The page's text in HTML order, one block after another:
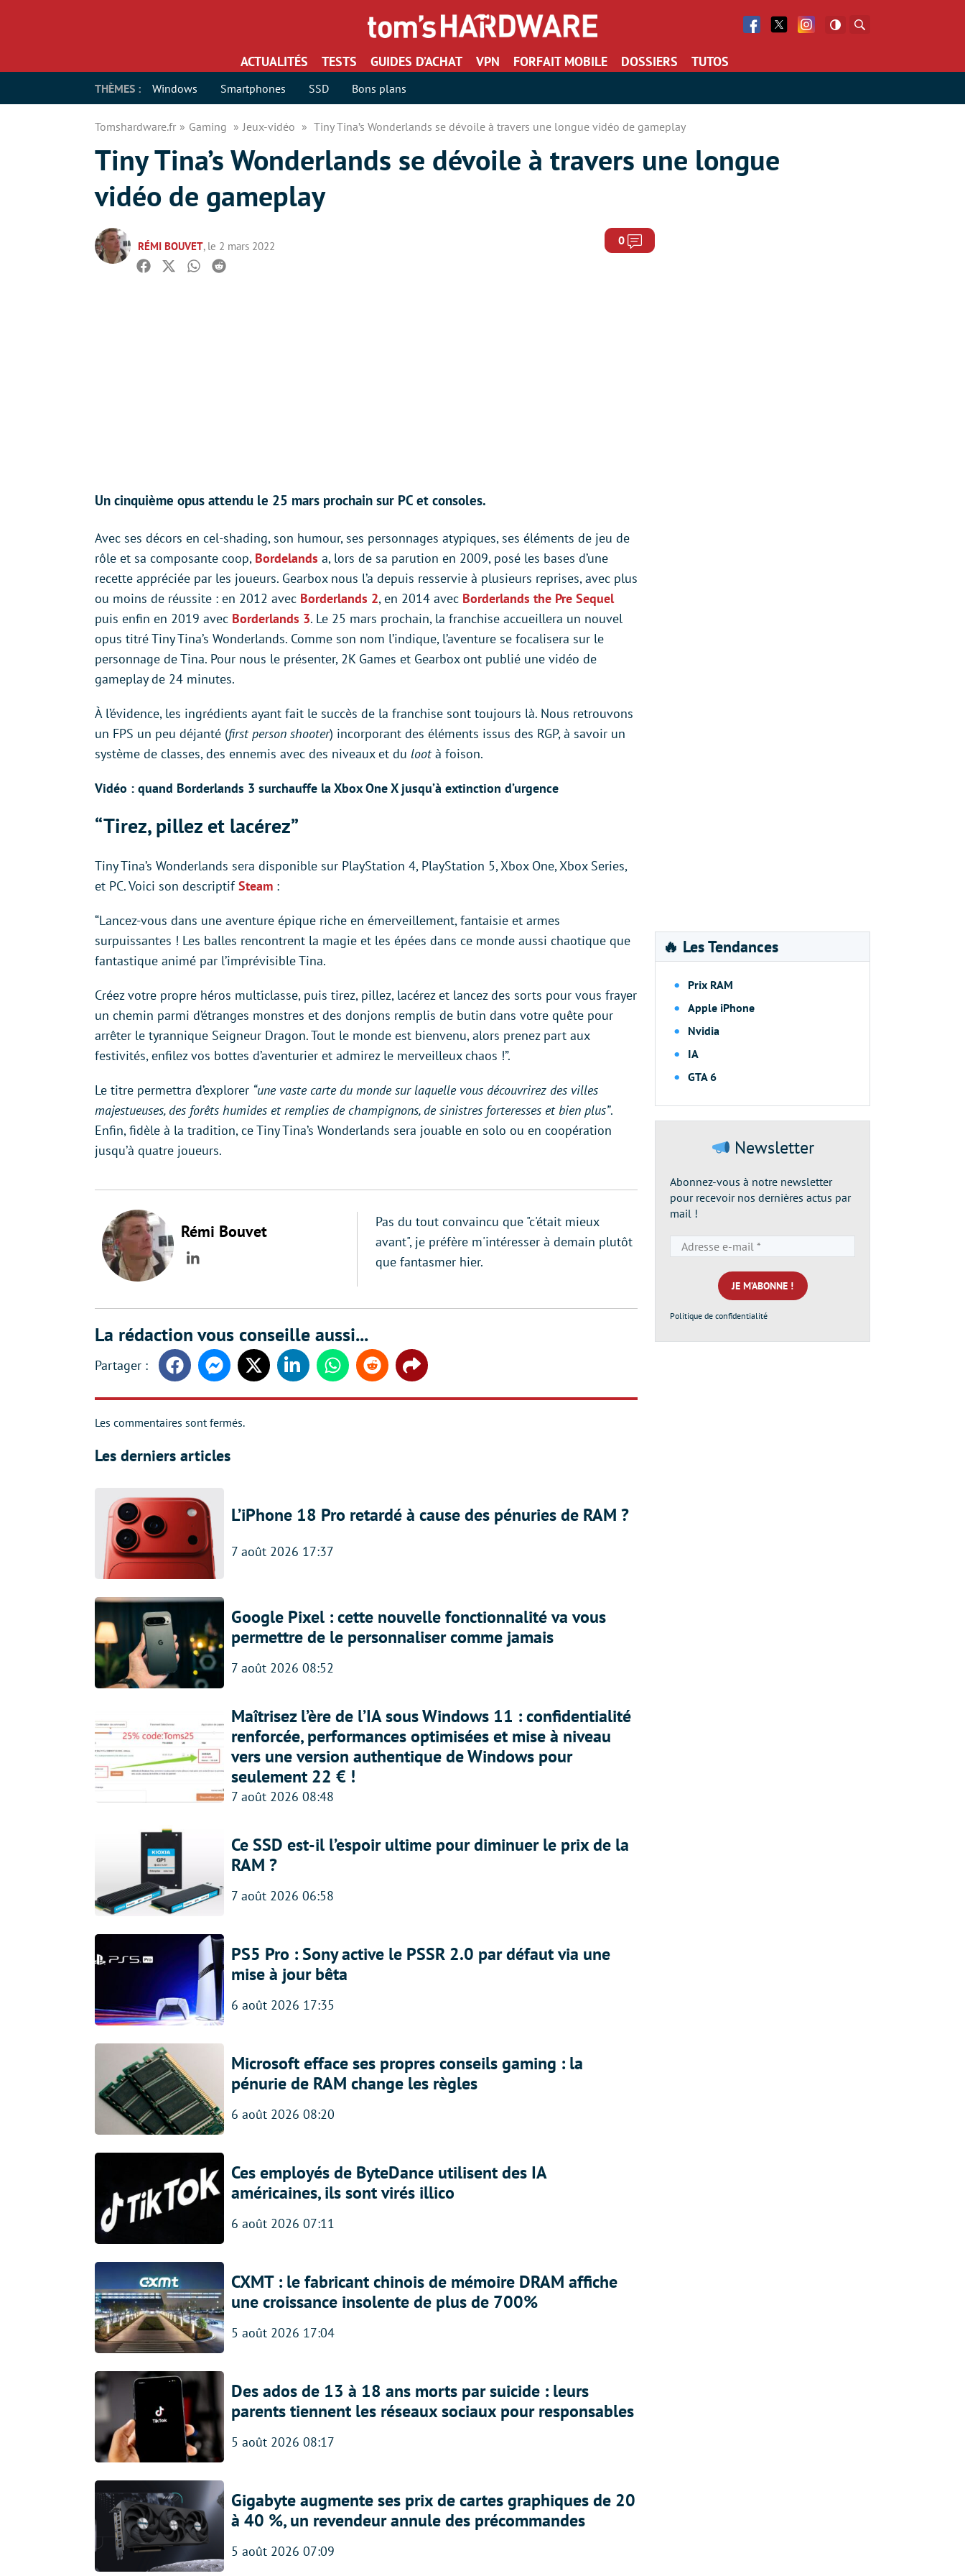
Facebook
Twitter Facebook
ACTUALITÉS TESTS GUIDES D’ACHAT VPN FORFAIT MOBILE DOSSIERS TUTOS
THÈMES : Windows Smartphones SSD Bons plans
Tomshardware.fr Gaming Jeux-vidéo Tiny Tina’s Wonderlands se dévoile à travers une longue vidéo de gameplay
Tiny Tina’s Wonderlands se dévoile à travers une longue
vidéo de gameplay
RÉMI BOUVET, le 2 mars 2022 0 Commentaires
Facebook
TwitterWhatsapp
Reddit
Un cinquième opus attendu le 25 mars prochain sur PC et consoles.
Avec ses décors en cel-shading, son humour, ses personnages atypiques, ses éléments de jeu de
rôle et sa composante coop, Bordelands a, lors de sa parution en 2009, posé les bases d’une
recette appréciée par les joueurs. Gearbox nous l’a depuis resservie à plusieurs reprises, avec plus
ou moins de réussite : en 2012 avec Borderlands 2, en 2014 avec Borderlands the Pre Sequel
puis enfin en 2019 avec Borderlands 3. Le 25 mars prochain, la franchise accueillera un nouvel
opus titré Tiny Tina’s Wonderlands. Comme son nom l’indique, l’aventure se focalisera sur le
personnage de Tina. Pour nous le présenter, 2K Games et Gearbox ont publié une vidéo de
gameplay de 24 minutes.
À l’évidence, les ingrédients ayant fait le succès de la franchise sont toujours là. Nous retrouvons
un FPS un peu déjanté (first person shooter) incorporant des éléments issus des RGP, à savoir un
système de classes, des ennemis avec des niveaux et du lootà foison.
Vidéo : quand Borderlands 3 surchauffe la Xbox One X jusqu’à extinction d’urgence
“Tirez, pillez et lacérez”
Tiny Tina’s Wonderlands sera disponible sur PlayStation 4, PlayStation 5, Xbox One, Xbox Series,
et PC. Voici son descriptifSteam :
“Lancez-vous dans une aventure épique riche en émerveillement, fantaisie et armes
surpuissantes ! Les balles rencontrent la magie et les épées dans ce monde aussi chaotique que
fantastique animé par l’imprévisible Tina.
Créez votre propre héros multiclasse, puis tirez, pillez, lacérez et lancez des sorts pour vous frayer
un chemin parmi d’étranges monstres et des donjons remplis de butin dans votre quête pour
arrêter le tyrannique Seigneur Dragon. Tout le monde est bienvenu, alors prenez part aux
festivités, enfilez vos bottes d’aventurier et admirez le merveilleux chaos !”.
Le titre permettra d’explorer “une vaste carte du monde sur laquelle vous découvrirez des villes
majestueuses, des forêts humides et remplies de champignons, de sinistres forteresses et bien plus”.
Enfin, fidèle à la tradition, ce Tiny Tina’s Wonderlands sera jouable en solo ou en coopération
jusqu’à quatre joueurs.
Rémi Bouvet
LinkedIn
Pas du tout convaincu que "c'était mieux
avant", je préfère m'intéresser à demain plutôt
que fantasmer hier.
La rédaction vous conseille aussi...
FacebookMessengerTwitter LinkedinWhatsappReddit Share
Les commentaires sont fermés.
Les derniers articles
L’iPhone 18 Pro retardé à cause des pénuries de RAM ?
7 août 2026 17:37
Google Pixel : cette nouvelle fonctionnalité va vous
permettre de le personnaliser comme jamais
7 août 2026 08:52
Maîtrisez l’ère de l’IA sous Windows 11 : confidentialité
renforcée, performances optimisées et mise à niveau
vers une version authentique de Windows pour
seulement 22 € !
7 août 2026 08:48
Ce SSD est-il l’espoir ultime pour diminuer le prix de la
RAM ?
7 août 2026 06:58
PS5 Pro : Sony active le PSSR 2.0 par défaut via une
mise à jour bêta
6 août 2026 17:35
Microsoft efface ses propres conseils gaming : la
pénurie de RAM change les règles
6 août 2026 08:20
Ces employés de ByteDance utilisent des IA
américaines, ils sont virés illico
6 août 2026 07:11
CXMT : le fabricant chinois de mémoire DRAM affiche
une croissance insolente de plus de 700%
5 août 2026 17:04
Des ados de 13 à 18 ans morts par suicide : leurs
parents tiennent les réseaux sociaux pour responsables
5 août 2026 08:17
Gigabyte augmente ses prix de cartes graphiques de 20
à 40 %, un revendeur annule des précommandes
5 août 2026 07:09
🔥 Les Tendances
Prix RAM
Apple iPhone
Nvidia
IA
GTA 6
Newsletter
Abonnez-vous à notre newsletter
pour recevoir nos dernières actus par
mail !
e-
mail
*
Politique de confidentialité